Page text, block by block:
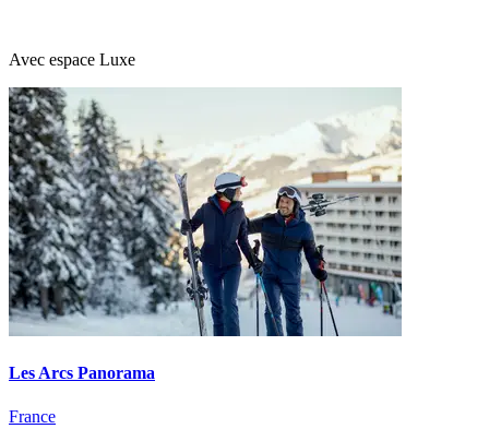
Avec espace Luxe
Les Arcs Panorama
France